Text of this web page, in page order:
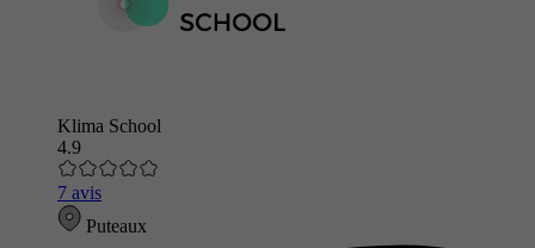
Klima School
4.9
7 avis
Puteaux